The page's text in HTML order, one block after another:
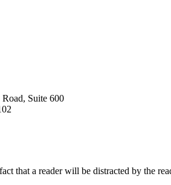
Suite 600
that a reader will be distracted by the